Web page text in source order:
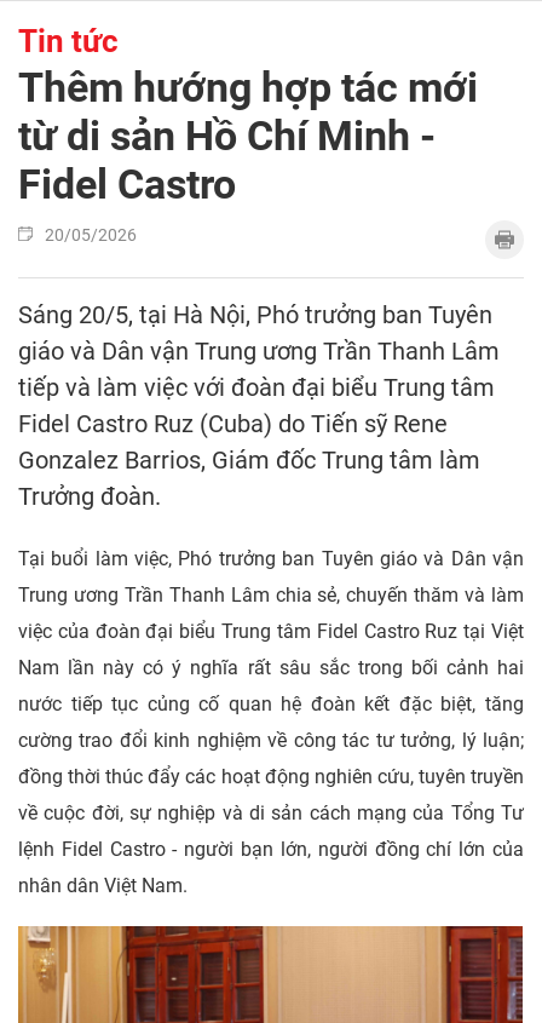
Tin tức
Thêm hướng hợp tác mới
từ di sản Hồ Chí Minh -
Fidel Castro
20/05/2026
Sáng 20/5, tại Hà Nội, Phó trưởng ban Tuyên
giáo và Dân vận Trung ương Trần Thanh Lâm
tiếp và làm việc với đoàn đại biểu Trung tâm
Fidel Castro Ruz (Cuba) do Tiến sỹ Rene
Gonzalez Barrios, Giám đốc Trung tâm làm
Trưởng đoàn.
Tại buổi làm việc, Phó trưởng ban Tuyên giáo và Dân vận
Trung ương Trần Thanh Lâm chia sẻ, chuyến thăm và làm
việc của đoàn đại biểu Trung tâm Fidel Castro Ruz tại Việt
Nam lần này có ý nghĩa rất sâu sắc trong bối cảnh hai
nước tiếp tục củng cố quan hệ đoàn kết đặc biệt, tăng
cường trao đổi kinh nghiệm về công tác tư tưởng, lý luận;
đồng thời thúc đẩy các hoạt động nghiên cứu, tuyên truyền
về cuộc đời, sự nghiệp và di sản cách mạng của Tổng Tư
lệnh Fidel Castro - người bạn lớn, người đồng chí lớn của
nhân dân Việt Nam.